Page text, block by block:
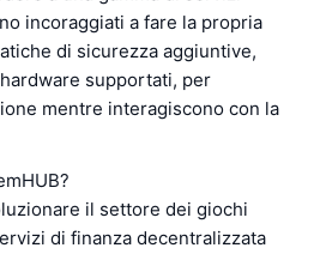
incoraggiati a fare la propria
di sicurezza aggiuntive,
supportati, per
mentre interagiscono con la
il settore dei giochi
di finanza decentralizzata